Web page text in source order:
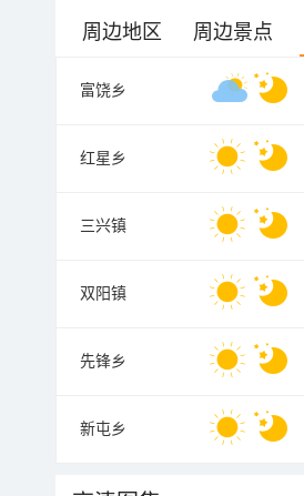
周边地区 周边景点
富饶乡
红星乡
三兴镇
双阳镇
先锋乡
新屯乡